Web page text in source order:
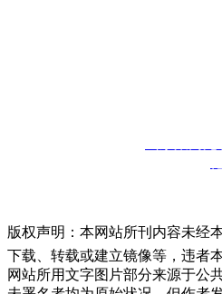
版权声明：本网站所刊内容未经
下载、转载或建立镜像等，违者
网站所用文字图片部分来源于公